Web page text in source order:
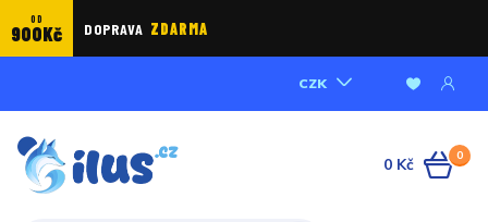
OD
900Kč DOPRAVA ZDARMA
CZK
0
0 Kč